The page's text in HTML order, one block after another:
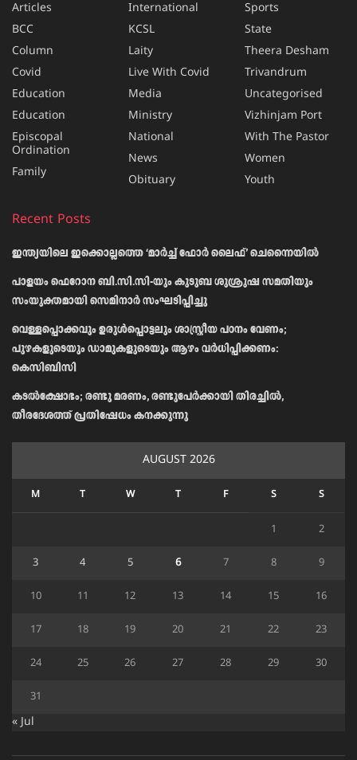
Articles
BCC
Column
Covid
Education
Education
Episcopal
Ordination
Family
International
KCSL
Laity
Live With Covid
Media
Ministry
National
News
Obituary
Sports
State
Theera Desham
Trivandrum
Uncategorised
Vizhinjam Port
With The Pastor
Women
Youth
Recent Posts
ഇന്ത്യയിലെ ഇക്കൊല്ലത്തെ ‘മാർച്ച് ഫോർ ലൈഫ്’ ചെന്നൈയിൽ
പാളയം ഫെറോന ബി.സി.സി-യും കുടുബ ശുശ്രൂഷ സമതിയും
സംയുക്തമായി സെമിനാർ സംഘടിപ്പിച്ചു
വെള്ളപ്പൊക്കവും ഉരുള്‍പ്പൊട്ടലും ശാസ്ത്രീയ പഠനം വേണം;
പുഴകളുടെയും ഡാമുകളുടെയും ആഴം വര്‍ധിപ്പിക്കണം:
കെസിബിസി
കടൽക്ഷോഭം; രണ്ടു മരണം, രണ്ടുപേർക്കായി തിരച്ചിൽ,
തീരദേശത്ത് പ്രതിഷേധം കനക്കുന്നു
AUGUST 2026
M T W T F S S
1 2
3 4 5 6 7 8 9
10 11 12 13 14 15 16
17 18 19 20 21 22 23
24 25 26 27 28 29 30
31
« Jul